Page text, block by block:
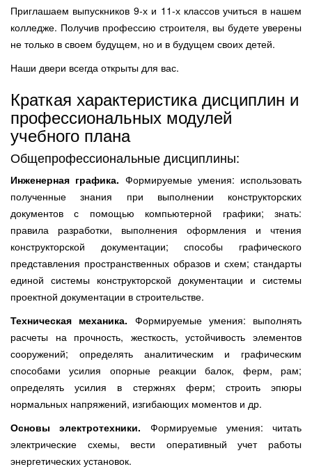
Приглашаем выпускников 9-х и 11-х классов учиться в нашем
колледже. Получив профессию строителя, вы будете уверены
не только в своем будущем, но и в будущем своих детей.
Наши двери всегда открыты для вас.
Краткая характеристика дисциплин и
профессиональных модулей
учебного плана
Общепрофессиональные дисциплины:
Инженерная графика. Формируемые умения: использовать
полученные знания при выполнении конструкторских
документов с помощью компьютерной графики; знать:
правила разработки, выполнения оформления и чтения
конструкторской документации; способы графического
представления пространственных образов и схем; стандарты
единой системы конструкторской документации и системы
проектной документации в строительстве.
Техническая механика. Формируемые умения: выполнять
расчеты на прочность, жесткость, устойчивость элементов
сооружений; определять аналитическим и графическим
способами усилия опорные реакции балок, ферм, рам;
определять усилия в стержнях ферм; строить эпюры
нормальных напряжений, изгибающих моментов и др.
Основы электротехники. Формируемые умения: читать
электрические схемы, вести оперативный учет работы
энергетических установок.